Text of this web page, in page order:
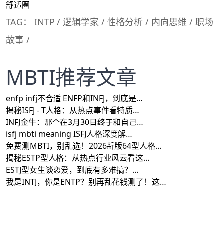
舒适圈
TAG： INTP / 逻辑学家 / 性格分析 / 内向思维 / 职场
故事 /
MBTI推荐文章
enfp infj不合适 ENFP和INFJ，到底是…
揭秘ISFJ - T人格：从热点事件看特质…
INFJ金牛：那个在3月30日终于和自己…
isfj mbti meaning ISFJ人格深度解…
免费测MBTI，别乱选！2026新版64型人格…
揭秘ESTP型人格：从热点行业风云看这…
ESTJ型女生谈恋爱，到底有多难搞？…
我是INTJ，你是ENTP？别再乱花钱测了！这…